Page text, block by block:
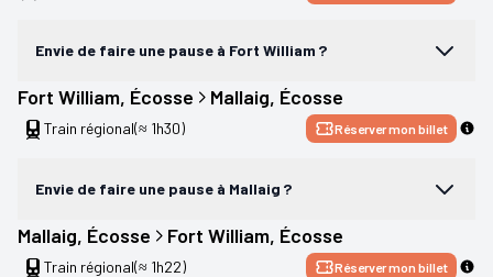
Envie de faire une pause à Fort William ?
Fort William, Écosse Mallaig, Écosse
Train régional(≈ 1h30) Réserver mon billet
Envie de faire une pause à Mallaig ?
Mallaig, Écosse Fort William, Écosse
Train régional(≈ 1h22) Réserver mon billet